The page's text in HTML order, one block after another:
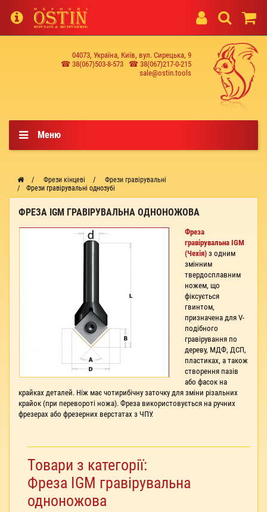
04073, Україна, Київ, вул. Сирецька, 9
☎ 38(067)503-8-573
☎ 38(067)217-0-215
sale@ostin.tools
Меню
Фрези кінцеві
Фрези гравірувальні
Фрези гравірувальні однозубі
ФРЕЗА IGM ГРАВІРУВАЛЬНА ОДНОНОЖОВА
Фреза
гравірувальна IGM
(Чехія) з одним
змінним
твердосплавним
ножем, що
фіксується
гвинтом,
призначена для V-
подібного
гравірування по
дереву, МДФ, ДСП,
пластиках, а також
створення пазів
або фасок на
крайках деталей. Ніж має чотирибічну заточку для зміни різальних
крайок (при перевороті ножа). Фреза використовується на ручних
фрезерах або фрезерних верстатах з ЧПУ.
Товари з категорії:
Фреза IGM гравірувальна
одноножова